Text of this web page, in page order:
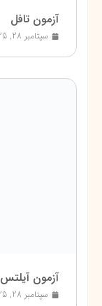
آزمون تافل
سپتامبر 28, 2025
آزمون آیلتس
سپتامبر 28, 2025